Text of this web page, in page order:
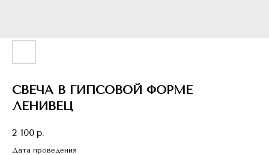
СВЕЧА В ГИПСОВОЙ ФОРМЕ
ЛЕНИВЕЦ
2 100 р.
Дата проведения